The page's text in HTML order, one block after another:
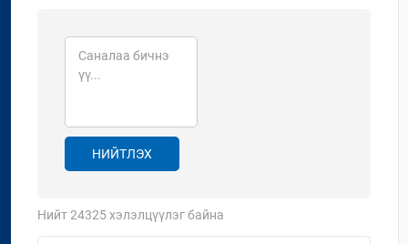
НИЙТЛЭХ
Нийт24325хэлэлцүүлэг байна